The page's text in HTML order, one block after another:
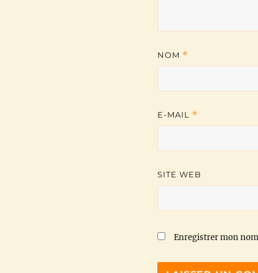
NOM *
E-MAIL *
SITE WEB
Enregistrer mon